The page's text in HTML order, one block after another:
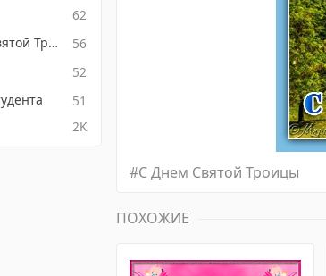
62
С Днем Святой Троицы
56
52
51
2K
#С Днем Святой Троицы
ПОХОЖИЕ